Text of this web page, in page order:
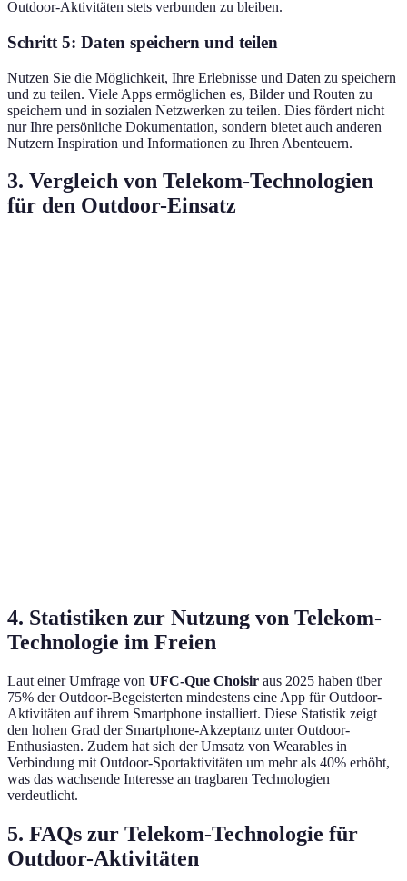
Outdoor-Aktivitäten stets verbunden zu bleiben.
Schritt 5: Daten speichern und teilen
Nutzen Sie die Möglichkeit, Ihre Erlebnisse und Daten zu speichern
und zu teilen. Viele Apps ermöglichen es, Bilder und Routen zu
speichern und in sozialen Netzwerken zu teilen. Dies fördert nicht
nur Ihre persönliche Dokumentation, sondern bietet auch anderen
Nutzern Inspiration und Informationen zu Ihren Abenteuern.
3. Vergleich von Telekom-Technologien
für den Outdoor-Einsatz
4. Statistiken zur Nutzung von Telekom-
Technologie im Freien
Laut einer Umfrage von UFC-Que Choisir aus 2025 haben über
75% der Outdoor-Begeisterten mindestens eine App für Outdoor-
Aktivitäten auf ihrem Smartphone installiert. Diese Statistik zeigt
den hohen Grad der Smartphone-Akzeptanz unter Outdoor-
Enthusiasten. Zudem hat sich der Umsatz von Wearables in
Verbindung mit Outdoor-Sportaktivitäten um mehr als 40% erhöht,
was das wachsende Interesse an tragbaren Technologien
verdeutlicht.
5. FAQs zur Telekom-Technologie für
Outdoor-Aktivitäten